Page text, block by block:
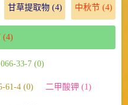
甘草提取物(4) 中秋节(4)
(4)
33-7 (0)
61-4 (0) 二甲酸钾 (1)